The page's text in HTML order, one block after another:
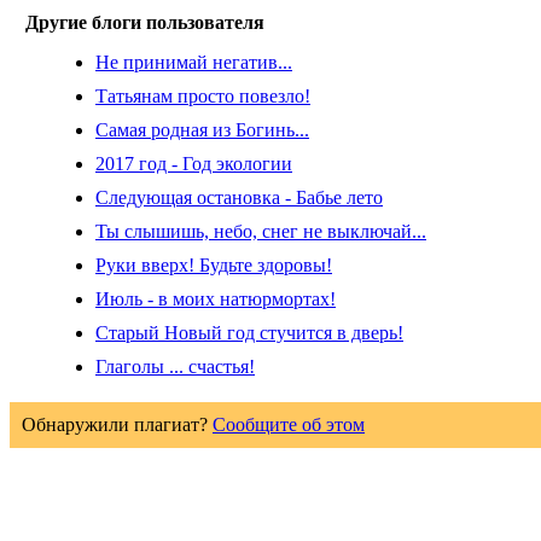
Другие блоги пользователя
Не принимай негатив...
Татьянам просто повезло!
Самая родная из Богинь...
2017 год - Год экологии
Следующая остановка - Бабье лето
Ты слышишь, небо, снег не выключай...
Руки вверх! Будьте здоровы!
Июль - в моих натюрмортах!
Старый Новый год стучится в дверь!
Глаголы ... счастья!
Обнаружили плагиат? Сообщите об этом